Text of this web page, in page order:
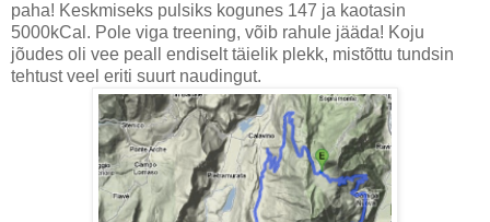
paha! Keskmiseks pulsiks kogunes 147 ja kaotasin
5000kCal. Pole viga treening, võib rahule jääda! Koju
jõudes oli vee peall endiselt täielik plekk, mistõttu tundsin
tehtust veel eriti suurt naudingut.